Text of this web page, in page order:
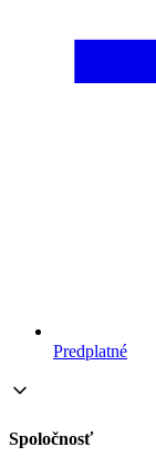
Predplatné
Spoločnosť